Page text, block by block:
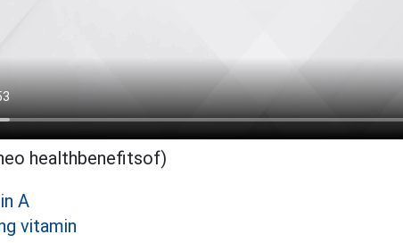
healthbenefitsof)
A
vitamin